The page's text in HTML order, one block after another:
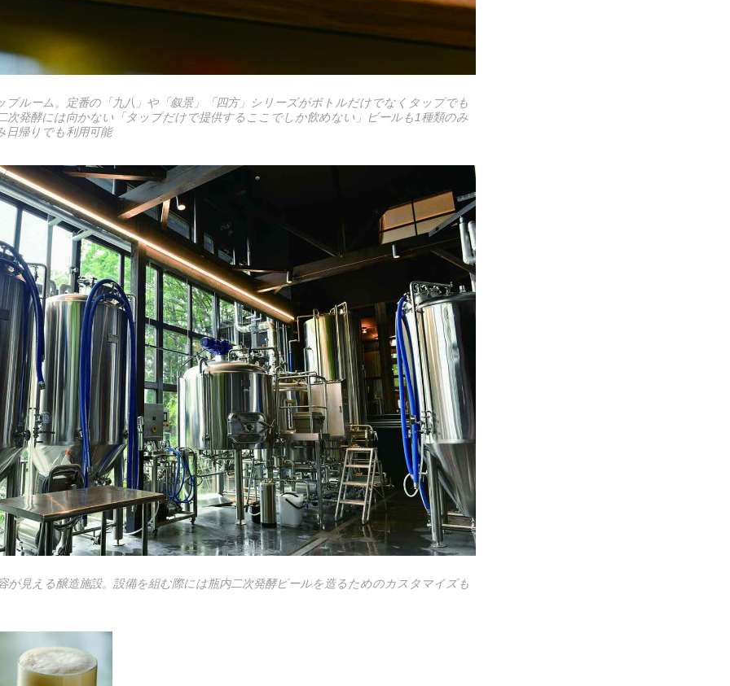
プルーム。定番の「九八」や「叙景」「四方」シリーズがボトルだけでなくタップでも
次発酵には向かない「タップだけで提供するここでしか飲めない」ビールも1種類のみ
日帰りでも利用可能
が見える醸造施設。設備を組む際には瓶内二次発酵ビールを造るためのカスタマイズも